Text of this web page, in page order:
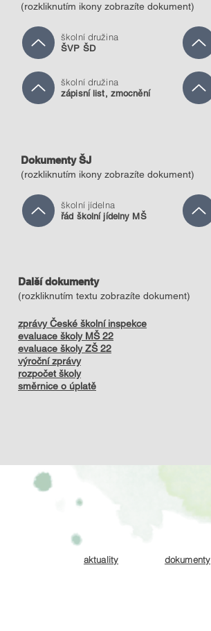
(rozkliknutím ikony zobrazíte dokument)
školní družina
ŠVP ŠD
školní družina
zápisní list, zmocnění
Dokumenty ŠJ
(rozkliknutím ikony zobrazíte dokument)
školní jídelna
řád školní jídelny MŠ
Další dokumenty
(rozkliknutím textu zobrazíte dokument)
zprávy České školní inspekce
evaluace školy MŠ 22
evaluace školy ZŠ 22
výroční zprávy
rozpočet školy
směrnice o úplatě
aktuality dokumenty